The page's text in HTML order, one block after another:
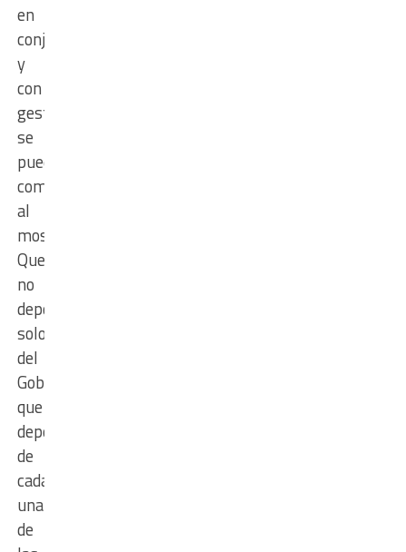
en
conjunto
y
con
gestión,
se
puede
combatir
al
mosquito.
Que
no
depende
solo
del
Gobierno,
que
depende
de
cada
una
de